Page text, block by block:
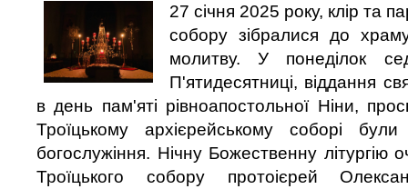
27 січня 2025 року, клір та
собору зібралися до
молитву. У понеділок
П'ятидесятниці, віддання
в день пам'яті рівноапостольної Ніни,
Троїцькому архієрейському соборі були
богослужіння. Нічну Божественну літургію
Троїцького собору протоієрей